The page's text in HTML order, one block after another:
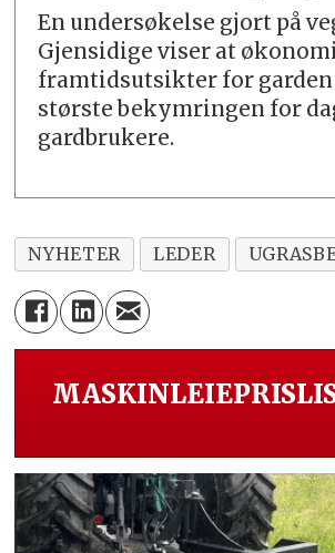
En undersøkelse gjort på
Gjensidige viser at
framtidsutsikter for garden
største bekymringen for
gardbrukere.
NYHETER LEDER